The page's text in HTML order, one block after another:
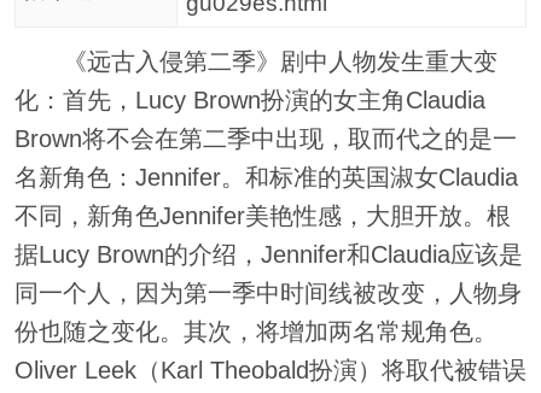
《远古入侵第二季》剧中人物发生重大变
化：首先，Lucy Brown扮演的女主角Claudia
Brown将不会在第二季中出现，取而代之的是一
名新角色：Jennifer。和标准的英国淑女Claudia
不同，新角色Jennifer美艳性感，大胆开放。根
据Lucy Brown的介绍，Jennifer和Claudia应该是
同一个人，因为第一季中时间线被改变，人物身
份也随之变化。其次，将增加两名常规角色。
Oliver Leek（Karl Theobald扮演）将取代被错误